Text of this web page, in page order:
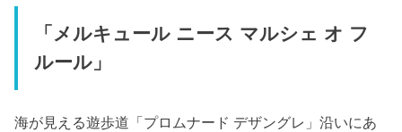
「メルキュール ニース マルシェ オ フ
ルール」
海が見える遊歩道「プロムナード デザングレ」沿いにあ